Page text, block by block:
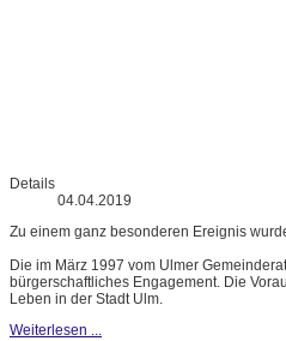
Details
04.04.2019
Zu einem ganz besonderen Ereignis
Die im März 1997 vom Ulmer
bürgerschaftliches Engagement. Die
Leben in der Stadt Ulm.
Weiterlesen ...